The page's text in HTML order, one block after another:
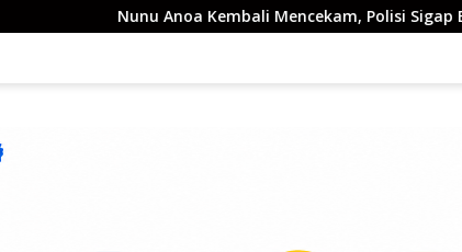
Kembali Mencekam, Polisi Sigap Blokade Jalan